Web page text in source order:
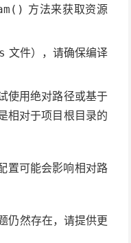
方法来获取资源
文件），请确保编译
使用绝对路径或基于
相对于项目根目录的
置可能会影响相对路
仍然存在，请提供更